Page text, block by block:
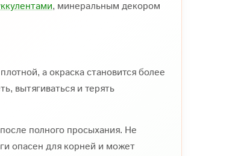
, минеральным декором
а окраска становится более
вытягиваться и терять
полного просыхания. Не
опасен для корней и может